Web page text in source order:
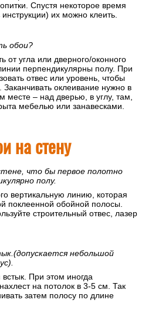
Спустя некоторое время
их можно клеить.
обои?
от угла или дверного/оконного
перпендикулярны полу. При
отвес или уровень, чтобы
оклеивание нужно в
месте – над дверью, в углу, там,
мебелью или занавесками.
на стену
что бы первое полотно
полу.
вертикальную линию, которая
поклеенной обойной полосы.
строительный отвес, лазер
небольшой
При этом иногда
на потолок в 3-5 см. Так
затем полосу по длине